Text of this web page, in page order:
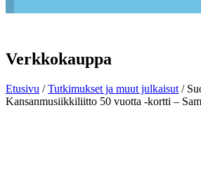
Verkkokauppa
Etusivu /Tutkimukset ja muut julkaisut /
Kansanmusiikkiliitto 50 vuotta -kortti –